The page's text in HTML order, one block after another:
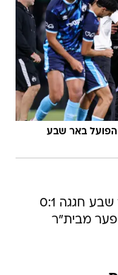
הפועל באר שבע
שריקת הסיום של לייבה: הפועל באר שבע חגגה 0:1
מבית"ר